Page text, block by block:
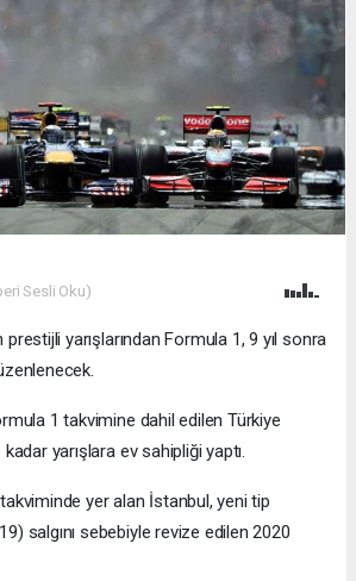
Sesli Oku)
prestijli yarışlarından Formula 1, 9 yıl sonra
1 takvimine dahil edilen Türkiye
yarışlara ev sahipliği yaptı.
yer alan İstanbul, yeni tip
salgını sebebiyle revize edilen 2020